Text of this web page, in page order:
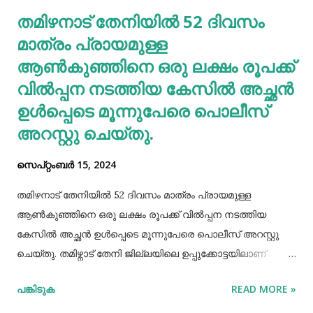
തടസപ്പെടുത്തും. നല്ല ഭക്ഷണം, വെള്ളം കുടിയ്ക്കുക, നല്ല
ഉറക്കം എന്നിവ മു...
തമിഴനാട് തേനിയില്‍ 52 ദിവസം
മാത്രം പ്രായമുള്ള
ആണ്‍കുഞ്ഞിനെ ഒരു ലക്ഷം രൂപക്ക്
വില്‍പ്പന നടത്തിയ കേസില്‍ അച്ഛൻ
ഉള്‍പ്പെടെ മൂന്നുപേരെ പൊലീസ്
അറസ്റ്റു ചെയ്തു.
സെപ്റ്റംബർ 15, 2024
തമിഴനാട് തേനിയില്‍ 52 ദിവസം മാത്രം പ്രായമുള്ള
ആണ്‍കുഞ്ഞിനെ ഒരു ലക്ഷം രൂപക്ക് വില്‍പ്പന നടത്തിയ
കേസില്‍ അച്ഛൻ ഉള്‍പ്പെടെ മൂന്നുപേരെ പൊലീസ് അറസ്റ്റു
ചെയ്തു. തമിഴ്നാട് തേനി ജില്ലയിലെ ഉപ്പുക്കോട്ടയിലാണ്
സ്വദേശികളായ ദമ്ബതികളുമാണ് അറസ്റ്റിലായത്. തേനി
പങ്കിടുക READ MORE »